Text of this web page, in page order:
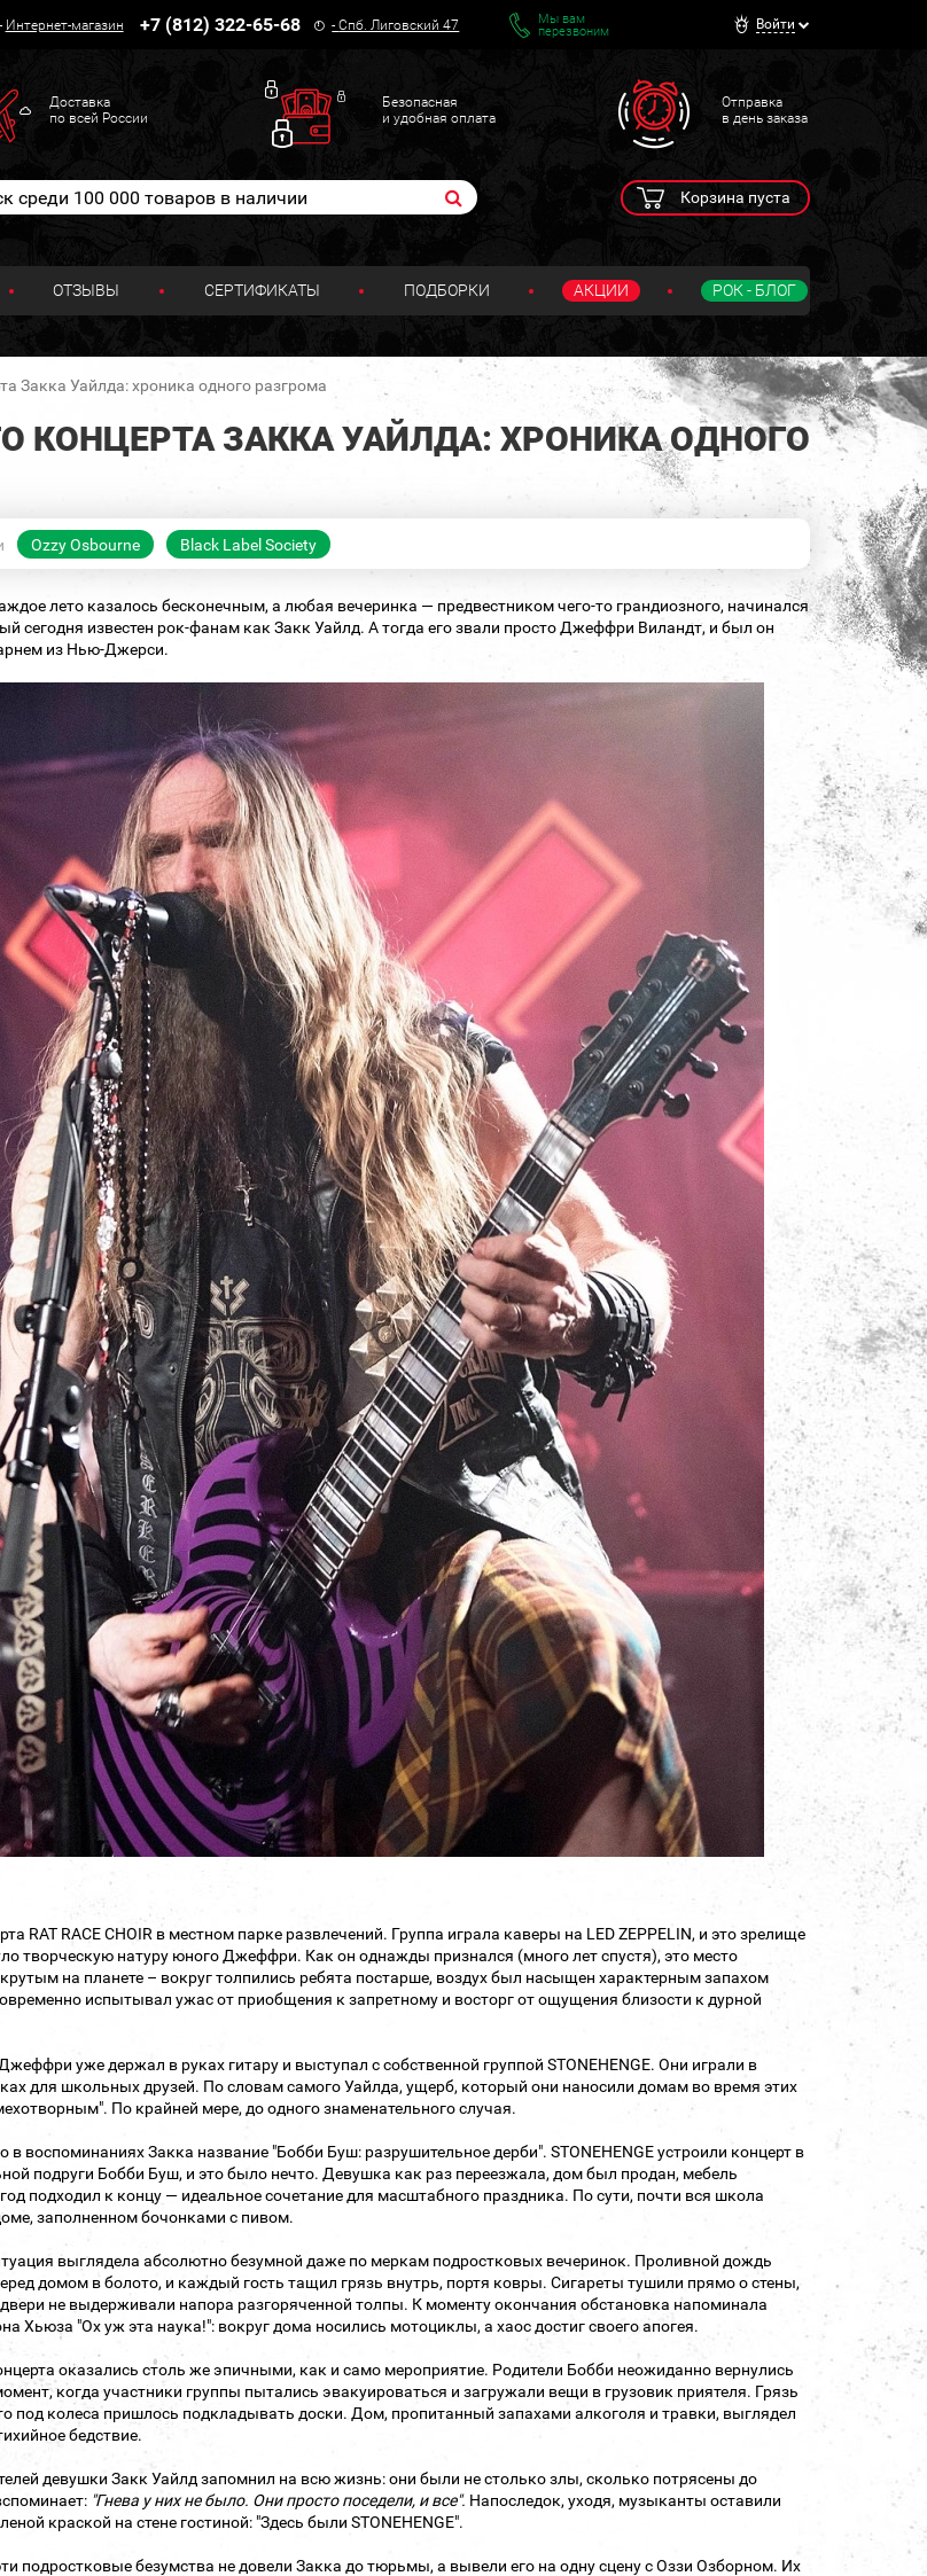
- Интернет-магазин +7 (812) 322-65-68 -Спб. Лиговский 47
Мы вам
перезвоним
Войти
Доставка
по всей России
Безопасная
и удобная оплата
Отправка
в день заказа
Корзина пуста
ОТЗЫВЫ СЕРТИФИКАТЫ ПОДБОРКИ АКЦИИ РОК - БЛОГ
Закка Уайлда: хроника одного разгрома
КОНЦЕРТА ЗАККА УАЙЛДА: ХРОНИКА ОДНОГО
Ozzy Osbourne Black Label Society
лето казалось бесконечным, а любая вечеринка — предвестником чего‑то грандиозного, начинался
сегодня известен рок-фанам как Закк Уайлд. А тогда его звали просто Джеффри Виландт, и был он
из Нью‑Джерси.
RAT RACE CHOIR в местном парке развлечений. Группа играла каверы на LED ZEPPELIN, и это зрелище
творческую натуру юного Джеффри. Как он однажды признался (много лет спустя), это место
на планете – вокруг толпились ребята постарше, воздух был насыщен характерным запахом
испытывал ужас от приобщения к запретному и восторг от ощущения близости к дурной
уже держал в руках гитару и выступал с собственной группой STONEHENGE. Они играли в
для школьных друзей. По словам самого Уайлда, ущерб, который они наносили домам во время этих
По крайней мере, до одного знаменательного случая.
в воспоминаниях Закка название "Бобби Буш: разрушительное дерби". STONEHENGE устроили концерт в
подруги Бобби Буш, и это было нечто. Девушка как раз переезжала, дом был продан, мебель
подходил к концу — идеальное сочетание для масштабного праздника. По сути, почти вся школа
заполненном бочонками с пивом.
выглядела абсолютно безумной даже по меркам подростковых вечеринок. Проливной дождь
домом в болото, и каждый гость тащил грязь внутрь, портя ковры. Сигареты тушили прямо о стены,
не выдерживали напора разгоряченной толпы. К моменту окончания обстановка напоминала
Хьюза "Ох уж эта наука!": вокруг дома носились мотоциклы, а хаос достиг своего апогея.
оказались столь же эпичными, как и само мероприятие. Родители Бобби неожиданно вернулись
когда участники группы пытались эвакуироваться и загружали вещи в грузовик приятеля. Грязь
под колеса пришлось подкладывать доски. Дом, пропитанный запахами алкоголя и травки, выглядел
бедствие.
девушки Закк Уайлд запомнил на всю жизнь: они были не столько злы, сколько потрясены до
"Гнева у них не было. Они просто поседели, и все". Напоследок, уходя, музыканты оставили
краской на стене гостиной: "Здесь были STONEHENGE".
подростковые безумства не довели Закка до тюрьмы, а вывели его на одну сцену с Оззи Озборном. Их